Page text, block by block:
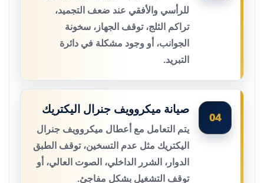
للرأسي والأفقي عند ضعف التجميد،
تراكم الثلج، توقف الجهاز، سخونة
الجوانب، أو وجود مشكلة في دائرة
التبريد.
04
صيانة ميكروويف جنرال اليكتريك
يتم التعامل مع أعطال ميكروويف جنرال
اليكتريك مثل عدم التسخين، توقف الطبق
الدوار، الشرر الداخلي، الصوت العالي، أو
توقف التشغيل بشكل مفاجئ.